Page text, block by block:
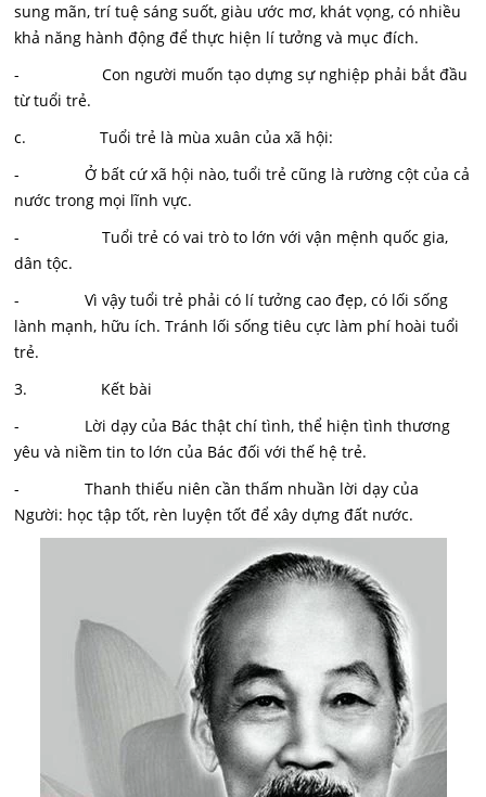
sung mãn, trí tuệ sáng suốt, giàu ước mơ, khát vọng, có nhiều
khả năng hành động để thực hiện lí tưởng và mục đích.
- Con người muốn tạo dựng sự nghiệp phải bắt đầu
từ tuổi trẻ.
c. Tuổi trẻ là mùa xuân của xã hội:
- Ở bất cứ xã hội nào, tuổi trẻ cũng là rường cột của cả
nước trong mọi lĩnh vực.
- Tuổi trẻ có vai trò to lớn với vận mệnh quốc gia,
dân tộc.
- Vì vậy tuổi trẻ phải có lí tưởng cao đẹp, có lối sống
lành mạnh, hữu ích. Tránh lối sống tiêu cực làm phí hoài tuổi
trẻ.
3. Kết bài
- Lời dạy của Bác thật chí tình, thể hiện tình thương
yêu và niềm tin to lớn của Bác đối với thế hệ trẻ.
- Thanh thiếu niên cần thấm nhuần lời dạy của
Người: học tập tốt, rèn luyện tốt để xây dựng đất nước.